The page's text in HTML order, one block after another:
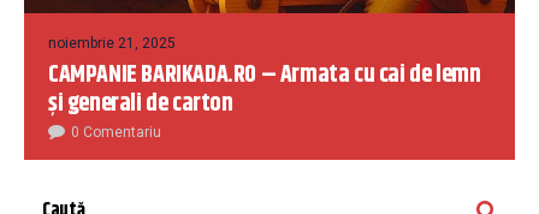
noiembrie 21, 2025
CAMPANIE BARIKADA.RO – Armata cu cai de lemn
și generali de carton
0 Comentariu